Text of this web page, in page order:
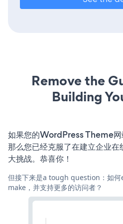
Remove the
Building
如果您的WordPress Theme网
那么您已经克服了在建立企业
大挑战。恭喜你！
但接下来是a tough question：如何
make，并支持更多的访问者？